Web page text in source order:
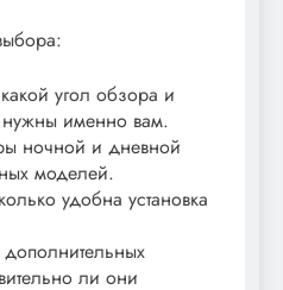
угол обзора и
нужны именно вам.
ночной и дневной
моделей.
удобна установка
ли они